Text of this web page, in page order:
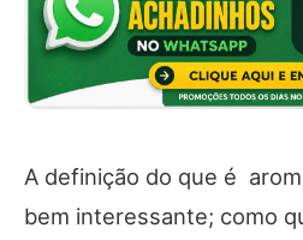
A definição do que é
bem interessante; como